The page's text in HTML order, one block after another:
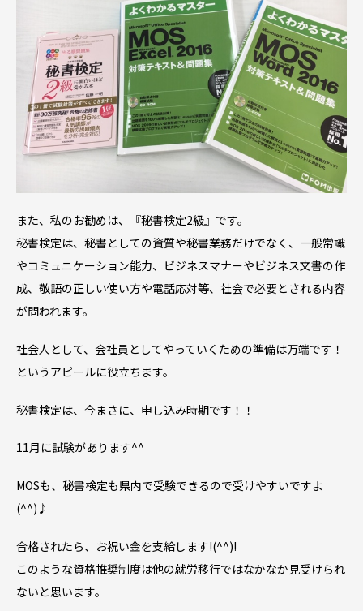
また、私のお勧めは、『秘書検定2級』です。
秘書検定は、秘書としての資質や秘書業務だけでなく、一般常識
やコミュニケーション能力、ビジネスマナーやビジネス文書の作
成、敬語の正しい使い方や電話応対等、社会で必要とされる内容
が問われます。
社会人として、会社員としてやっていくための準備は万端です！
というアピールに役立ちます。
秘書検定は、今まさに、申し込み時期です！！
11月に試験があります^^
MOSも、秘書検定も県内で受験できるので受けやすいですよ
(^^)♪
合格されたら、お祝い金を支給します!(^^)!
このような資格推奨制度は他の就労移行ではなかなか見受けられ
ないと思います。